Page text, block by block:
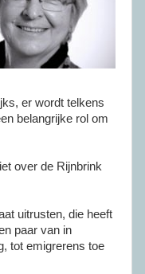
er wordt telkens
belangrijke rol om
over de Rijnbrink
uitrusten, die heeft
paar van in
tot emigrerens toe